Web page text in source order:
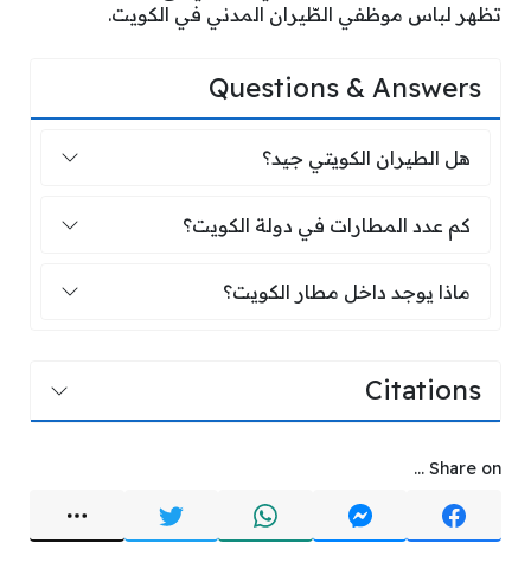
تظهر لباس موظفي الطّيران المدني في الكويت.
Questions & Answers
هل الطيران الكويتي جيد؟
هل الطيران الكويتي جيد؟
كم عدد المطارات في دولة الكويت؟
كم عدد المطارات في دولة الكويت؟
ماذا يوجد داخل مطار الكويت؟
ماذا يوجد داخل مطار الكويت؟
Citations
Share on ...